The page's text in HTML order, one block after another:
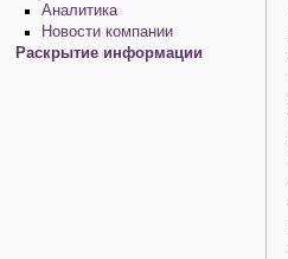
Аналитика
Новости компании
Раскрытие информации